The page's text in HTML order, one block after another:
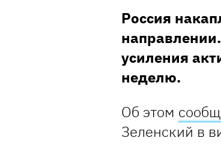
Россия
усиления
неделю.
Об этом
Зеленский в